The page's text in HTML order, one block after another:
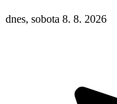
dnes, sobota 8. 8. 2026